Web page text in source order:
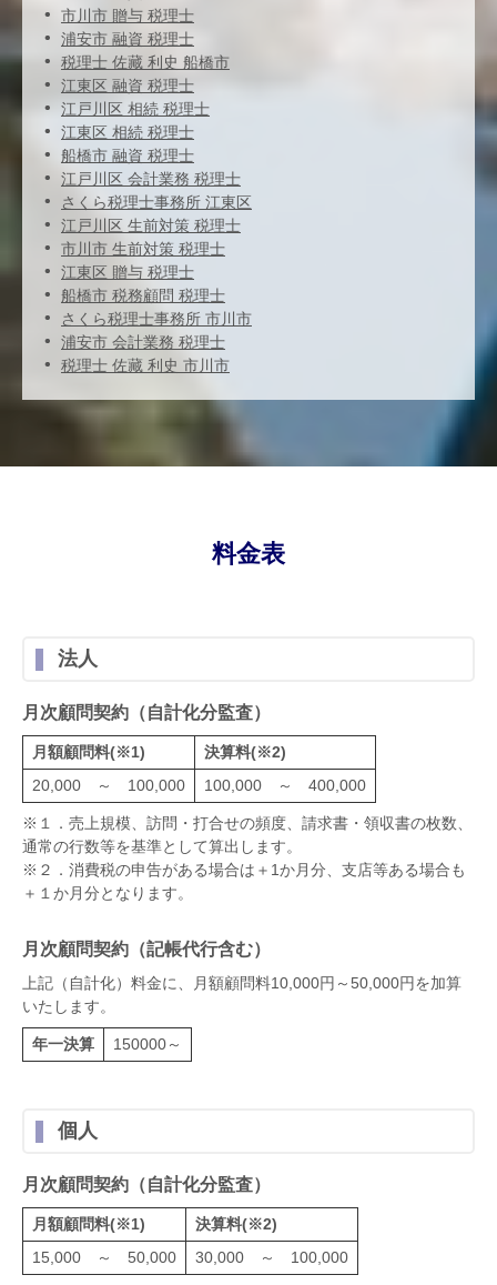
市川市 贈与 税理士
浦安市 融資 税理士
税理士 佐藏 利史 船橋市
江東区 融資 税理士
江戸川区 相続 税理士
江東区 相続 税理士
船橋市 融資 税理士
江戸川区 会計業務 税理士
さくら税理士事務所 江東区
江戸川区 生前対策 税理士
市川市 生前対策 税理士
江東区 贈与 税理士
船橋市 税務顧問 税理士
さくら税理士事務所 市川市
浦安市 会計業務 税理士
税理士 佐藏 利史 市川市
料金表
法人
月次顧問契約（自計化分監査）
月額顧問料(※1)
決算料(※2)
20,000 ～ 100,000
100,000 ～ 400,000
※１．売上規模、訪問・打合せの頻度、請求書・領収書の枚数、
通常の行数等を基準として算出します。
※２．消費税の申告がある場合は＋1か月分、支店等ある場合も
＋１か月分となります。
月次顧問契約（記帳代行含む）
上記（自計化）料金に、月額顧問料10,000円～50,000円を加算
いたします。
年一決算 150000～
個人
月次顧問契約（自計化分監査）
月額顧問料(※1)
決算料(※2)
15,000 ～ 50,000
30,000 ～ 100,000